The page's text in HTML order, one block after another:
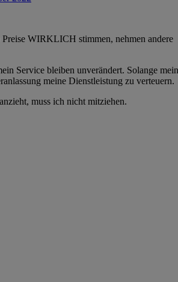
WIRKLICH stimmen, nehmen andere
Service bleiben unverändert. Solange
meine Dienstleistung zu verteuern.
muss ich nicht mitziehen.